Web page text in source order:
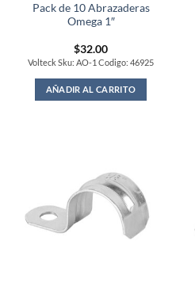
Pack de 10 Abrazaderas
Omega 1″
$32.00
Volteck Sku: AO-1 Codigo: 46925
AÑADIR AL CARRITO